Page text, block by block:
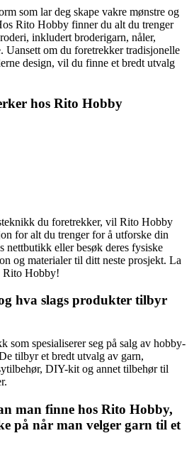
som lar deg skape vakre mønstre og
Rito Hobby finner du alt du trenger
inkludert broderigarn, nåler,
Uansett om du foretrekker tradisjonelle
design, vil du finne et bredt utvalg
hos Rito Hobby
du foretrekker, vil Rito Hobby
for alt du trenger for å utforske din
nettbutikk eller besøk deres fysiske
og materialer til ditt neste prosjekt. La
Rito Hobby!
hva slags produkter tilbyr
som spesialiserer seg på salg av hobby-
tilbyr et bredt utvalg av garn,
DIY-kit og annet tilbehør til
man finne hos Rito Hobby,
på når man velger garn til et